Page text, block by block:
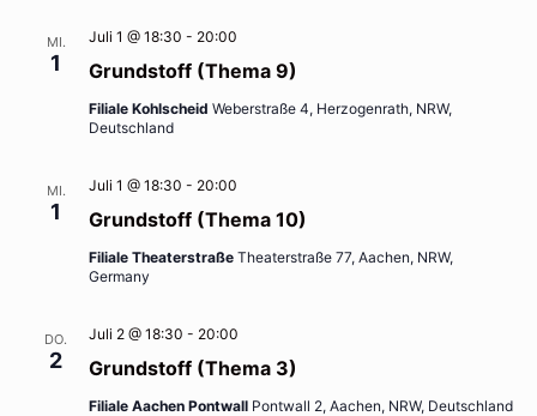
MI.
1 Grundstoff (Thema 9)
Juli 1 @ 18:30 - 20:00
Filiale Kohlscheid Weberstraße 4, Herzogenrath, NRW,
Deutschland
MI.
1 Grundstoff (Thema 10)
Juli 1 @ 18:30 - 20:00
Filiale Theaterstraße Theaterstraße 77, Aachen, NRW,
Germany
DO.
2 Grundstoff (Thema 3)
Juli 2 @ 18:30 - 20:00
Filiale Aachen Pontwall Pontwall 2, Aachen, NRW, Deutschland